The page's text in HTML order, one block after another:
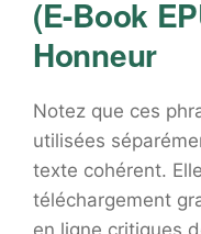
(E-Book
Honneur
Notez que ces
utilisées
texte cohérent.
téléchargement
en ligne critiques